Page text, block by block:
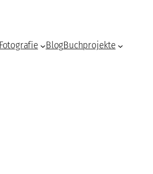
Fotografie BlogBuchprojekte